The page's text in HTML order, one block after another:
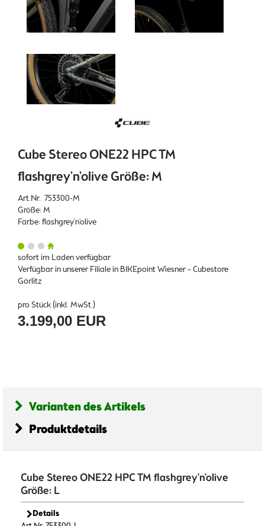
Cube Stereo ONE22 HPC TM
flashgrey'n'olive Größe: M
Art.Nr. 753300-M
Größe: M
Farbe: flashgrey'n'olive
sofort im Laden verfügbar
Verfügbar in unserer Filiale in BIKEpoint Wiesner – Cubestore
Görlitz
pro Stück (inkl. MwSt.)
3.199,00 EUR
Varianten des Artikels
Produktdetails
Cube Stereo ONE22 HPC TM flashgrey'n'olive
Größe: L
Details